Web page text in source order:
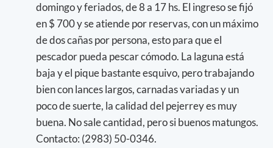
domingo y feriados, de 8 a 17 hs. El ingreso se fijó
en $ 700 y se atiende por reservas, con un máximo
de dos cañas por persona, esto para que el
pescador pueda pescar cómodo. La laguna está
baja y el pique bastante esquivo, pero trabajando
bien con lances largos, carnadas variadas y un
poco de suerte, la calidad del pejerrey es muy
buena. No sale cantidad, pero si buenos matungos.
Contacto: (2983) 50-0346.